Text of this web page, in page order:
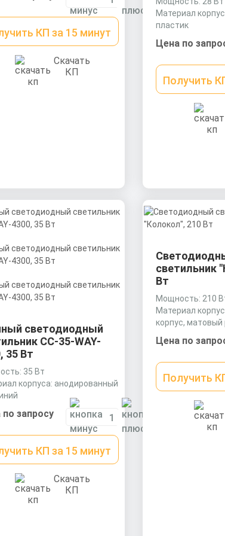
КП за 15 минут
Скачать
КП
Материал
пластик
1200х130х20 мм
Цена по
Получить
светодиодный
СС-35-WAY-
35 Вт
35 Вт
корпуса: анодированный
без упаковки: 500x81x140
запросу
КП за 15 минут
Скачать
КП
светильник
Вт
Мощность: 210
Материал
корпус, матовый
Размеры без
Цена по
Получить